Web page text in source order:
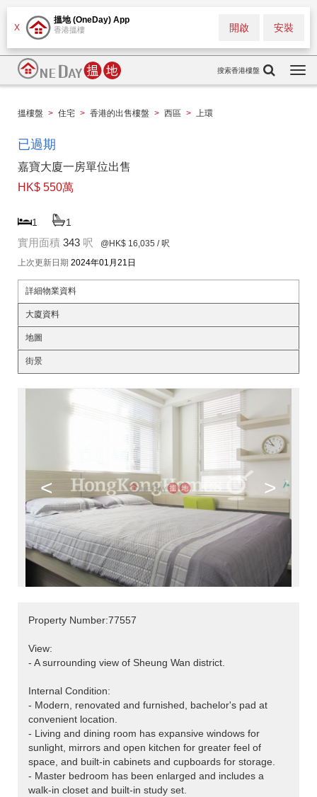
X
搵地 (OneDay) App
香港搵樓 安裝
開啟
搜索香港樓盤
搵樓盤 > 住宅 > 香港的出售樓盤 > 西區 > 上環
已過期
嘉寶大廈一房單位出售
HK$ 550萬
1 1
實用面積 343 呎 @HK$ 16,035 / 呎
上次更新日期 2024年01月21日
詳細物業資料
大廈資料
地圖
街景
< >
Property Number:77557
View:
- A surrounding view of Sheung Wan district.
Internal Condition:
- Modern, renovated and furnished, bachelor's pad at
convenient location.
- Living and dining room has expansive windows for
sunlight, mirrors and open kitchen for greater feel of
space, and built-in cabinets and cupboards for storage.
- Master bedroom has been enlarged and includes a
walk-in closet and built-in study set.